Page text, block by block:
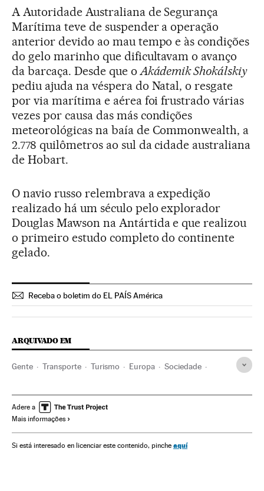
A Autoridade Australiana de Segurança
Marítima teve de suspender a operação
anterior devido ao mau tempo e às condições
do gelo marinho que dificultavam o avanço
da barcaça. Desde que oAkádemik Shokálskiy
pediu ajuda na véspera do Natal, o resgate
por via marítima e aérea foi frustrado várias
vezes por causa das más condições
meteorológicas na baía de Commonwealth, a
2.778 quilômetros ao sul da cidade australiana
de Hobart.
O navio russo relembrava a expedição
realizado há um século pelo explorador
Douglas Mawson na Antártida e que realizou
o primeiro estudo completo do continente
gelado.
Receba o boletim do EL PAÍS América
ARQUIVADO EM
Gente Transporte Turismo Europa Sociedade
Rússia Barcos Europa Leste
Ofertas turísticas
Adere a
Mais informações
Si está interesado en licenciar este contenido, pinche aquí